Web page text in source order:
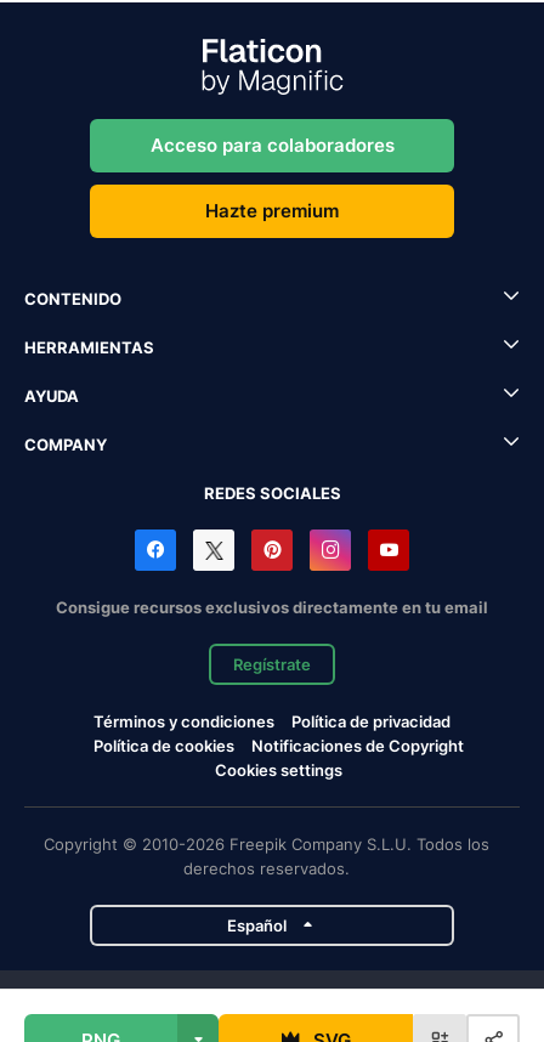
Acceso para colaboradores
Hazte premium
CONTENIDO
HERRAMIENTAS
AYUDA
COMPANY
REDES SOCIALES
Consigue recursos exclusivos directamente en tu email
Regístrate
Términos y condiciones
Política de privacidad
Política de cookies
Notificaciones de Copyright
Cookies settings
Copyright © 2010-2026 Freepik Company S.L.U. Todos los
derechos reservados.
Español